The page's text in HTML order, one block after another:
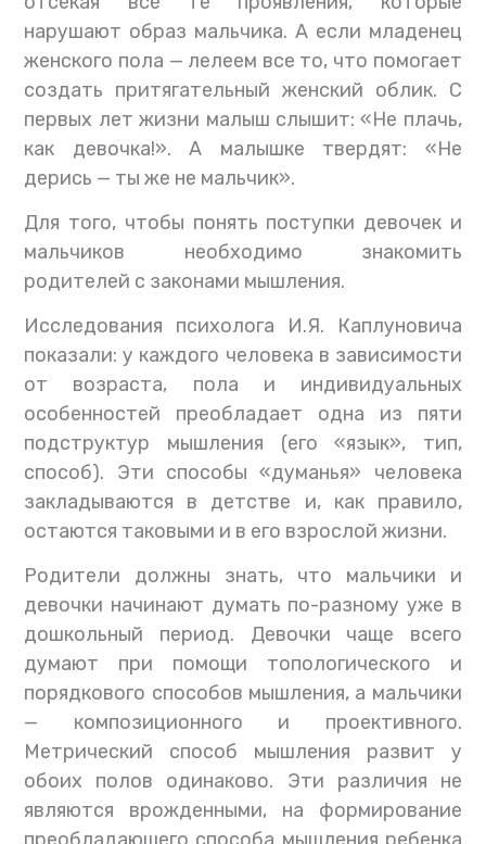
нарушают образ мальчика. А если младенец
женского пола — лелеем все то, что помогает
создать притягательный женский облик. С
первых лет жизни малыш слышит: «Не плачь,
как девочка!». А малышке твердят: «Не
дерись — ты же не мальчик».
Для того, чтобы понять поступки девочек и
мальчиков необходимо знакомить
родителей с законами мышления.
Исследования психолога И.Я. Каплуновича
показали: у каждого человека в зависимости
от возраста, пола и индивидуальных
особенностей преобладает одна из пяти
подструктур мышления (его «язык», тип,
способ). Эти способы «думанья» человека
закладываются в детстве и, как правило,
остаются таковыми и в его взрослой жизни.
Родители должны знать, что мальчики и
девочки начинают думать по-разному уже в
дошкольный период. Девочки чаще всего
думают при помощи топологического и
порядкового способов мышления, а мальчики
— композиционного и проективного.
Метрический способ мышления развит у
обоих полов одинаково. Эти различия не
являются врожденными, на формирование